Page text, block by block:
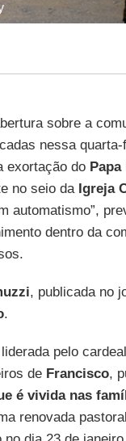
sobre a
nessa
exortação do
no seio da Igreja
automatismo”,
dentro da
, publicada no
.
pelo cardeal
de Francisco,
é vivida nas
renovada